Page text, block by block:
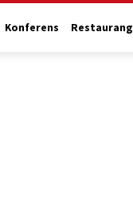
Konferens Restaurang